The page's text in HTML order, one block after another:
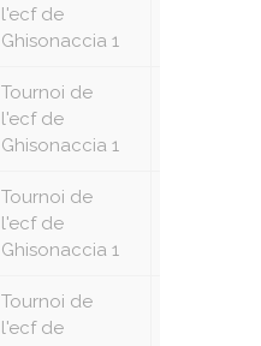
l'ecf de
Ghisonaccia 1
Tournoi de
l'ecf de
Ghisonaccia 1
Tournoi de
l'ecf de
Ghisonaccia 1
Tournoi de
l'ecf de